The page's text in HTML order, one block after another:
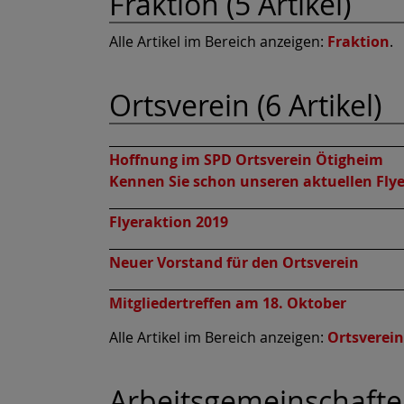
Alle Artikel im Bereich anzeigen: Fraktion.
Ortsverein (6 Artikel)
Hoffnung im SPD Ortsverein Ötigheim
Kennen Sie schon unseren aktuellen
Flyeraktion 2019
Neuer Vorstand für den Ortsverein
Mitgliedertreffen am 18. Oktober
Alle Artikel im Bereich anzeigen: Ortsverein